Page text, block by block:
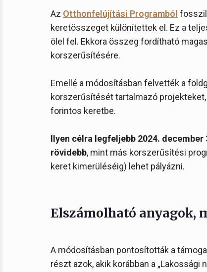
Az Otthonfelújítási Programból
keretösszeget különítettek el. Ez a
ölel fel. Ekkora összeg fordítható
korszerűsítésére.
Emellé a módosításban felvették a
korszerűsítését tartalmazó
forintos keretbe.
Ilyen célra legfeljebb 2024.
rövidebb, mint más korszerűsítési
keret kimerüléséig) lehet pályázni.
Elszámolható anyagok,
A módosításban pontosították a
részt azok, akik korábban a